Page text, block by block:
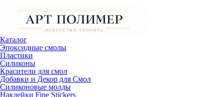
Каталог
Эпоксидные смолы
Пластики
Силиконы
Красители для смол
Добавки и Декор для Смол
Силиконовые молды
Наклейки Fine Stickers